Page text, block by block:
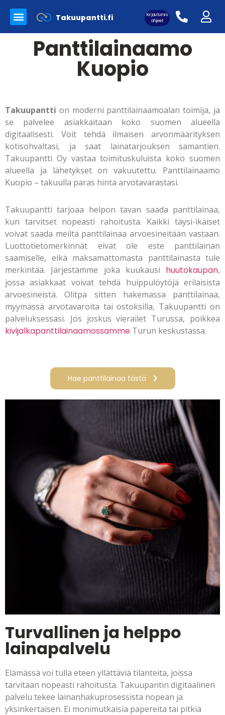
Takuupantti.fi
Kirjautumis
ohjeet
Asiakaskirjautuminen:
Panttilainaamo
Kuopio
Takuupantti on moderni panttilainaamoalan toimija, ja
se palvelee asiakkaitaan koko suomen alueella
digitaalisesti. Voit tehdä ilmaisen arvonmäärityksen
kotisohvaltasi, ja saat lainatarjouksen samantien.
Takuupantti Oy vastaa toimituskuluista koko suomen
alueella ja lähetykset on vakuutettu. Panttilainaamo
Kuopio – takuulla paras hinta arvotavarastasi.
Takuupantti tarjoaa helpon tavan saada panttilainaa,
kun tarvitset nopeasti rahoitusta. Kaikki täysi-ikäiset
voivat saada meiltä panttilainaa arvoesineitään vastaan.
Luottotietomerkinnät eivät ole este panttilainan
saamiselle, eikä maksamattomasta panttilainasta tule
merkintää. Järjestämme joka kuukausi huutokaupan,
jossa asiakkaat voivat tehdä huippulöytöjä erilaisista
arvoesineistä. Olitpa sitten hakemassa panttilainaa,
myymässä arvotavaroita tai ostoksilla, Takuupantti on
palveluksessasi. Jos joskus vierailet Turussa, poikkea
kivijalkapanttilainaamossamme Turun keskustassa.
Hae panttilainaa tästä
Turvallinen ja helppo
lainapalvelu
Elämässä voi tulla eteen yllättäviä tilanteita, joissa
tarvitaan nopeasti rahoitusta. Takuupantin digitaalinen
palvelu tekee lainanhakuprosessista nopean ja
yksinkertaisen. Ei monimutkaisia papereita tai pitkiä